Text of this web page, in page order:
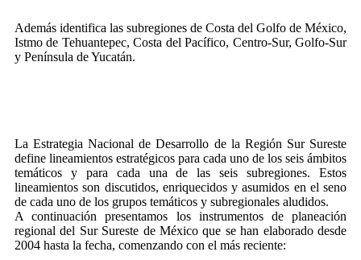
Además identifica las subregiones de Costa del Golfo de México,
Istmo de Tehuantepec, Costa del Pacífico, Centro-Sur, Golfo-Sur
y Península de Yucatán.
La Estrategia Nacional de Desarrollo de la Región Sur Sureste
define lineamientos estratégicos para cada uno de los seis ámbitos
temáticos y para cada una de las seis subregiones. Estos
lineamientos son discutidos, enriquecidos y asumidos en el seno
de cada uno de los grupos temáticos y subregionales aludidos.
A continuación presentamos los instrumentos de planeación
regional del Sur Sureste de México que se han elaborado desde
2004 hasta la fecha, comenzando con el más reciente: